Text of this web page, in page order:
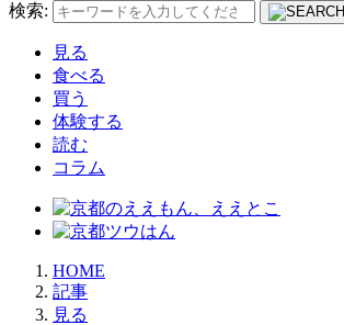
検索:
見る
食べる
買う
体験する
読む
コラム
HOME
記事
見る